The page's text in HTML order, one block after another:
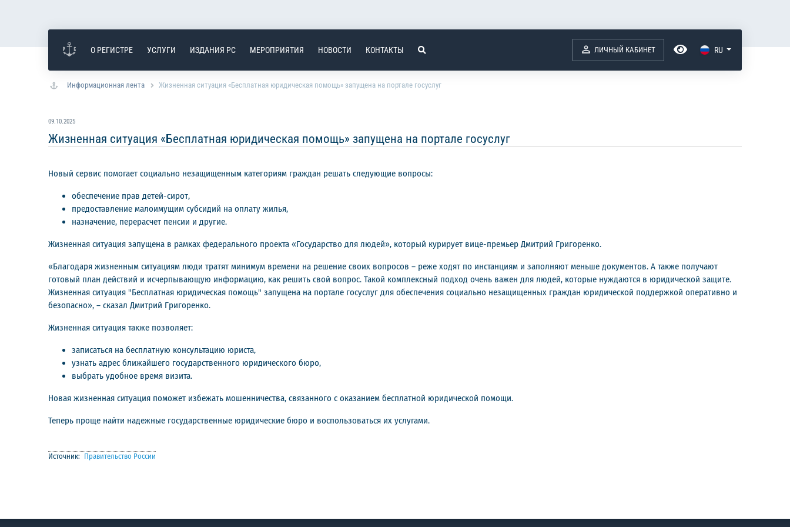
О РЕГИСТРЕ УСЛУГИ ИЗДАНИЯ РС МЕРОПРИЯТИЯ НОВОСТИ КОНТАКТЫ ЛИЧНЫЙ КАБИНЕТ RU
Информационная лента Жизненная ситуация «Бесплатная юридическая помощь» запущена на портале госуслуг
09.10.2025
Жизненная ситуация «Бесплатная юридическая помощь» запущена на портале госуслуг
Новый сервис помогает социально незащищенным категориям граждан решать следующие вопросы:
обеспечение прав детей-сирот,
предоставление малоимущим субсидий на оплату жилья,
назначение, перерасчет пенсии и другие.
Жизненная ситуация запущена в рамках федерального проекта «Государство для людей», который курирует вице-премьер Дмитрий Григоренко.
«Благодаря жизненным ситуациям люди тратят минимум времени на решение своих вопросов – реже ходят по инстанциям и заполняют меньше документов. А также получают
готовый план действий и исчерпывающую информацию, как решить свой вопрос. Такой комплексный подход очень важен для людей, которые нуждаются в юридической защите.
Жизненная ситуация "Бесплатная юридическая помощь" запущена на портале госуслуг для обеспечения социально незащищенных граждан юридической поддержкой оперативно и
безопасно», – сказал Дмитрий Григоренко.
Жизненная ситуация также позволяет:
записаться на бесплатную консультацию юриста,
узнать адрес ближайшего государственного юридического бюро,
выбрать удобное время визита.
Новая жизненная ситуация поможет избежать мошенничества, связанного с оказанием бесплатной юридической помощи.
Теперь проще найти надежные государственные юридические бюро и воспользоваться их услугами.
Источник: Правительство России